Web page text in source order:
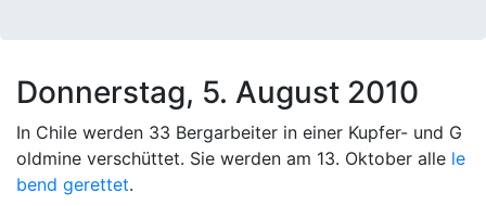
Donnerstag, 5. August 2010
In Chile werden 33 Bergarbeiter in einer Kupfer- und G
oldmine verschüttet. Sie werden am 13. Oktober alle le
bend gerettet.